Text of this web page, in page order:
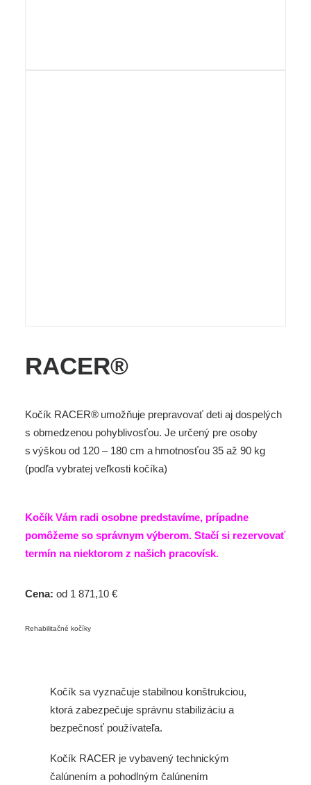
RACER®
Kočík RACER® umožňuje prepravovať deti aj dospelých
s obmedzenou pohyblivosťou. Je určený pre osoby
s výškou od 120 – 180 cm a hmotnosťou 35 až 90 kg
(podľa vybratej veľkosti kočíka)
Kočík Vám radi osobne predstavíme, prípadne
pomôžeme so správnym výberom. Stačí si rezervovať
termín na niektorom z našich pracovísk.
Cena: od 1 871,10 €
Rehabilitačné kočíky
Kočík sa vyznačuje stabilnou konštrukciou,
ktorá zabezpečuje správnu stabilizáciu a
bezpečnosť používateľa.
Kočík RACER je vybavený technickým
čalúnením a pohodlným čalúnením